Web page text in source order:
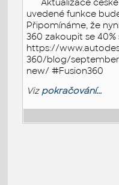
Aktualizace
uvedené funkce
Připomínáme, že
360 zakoupit se 40%
https://
360/blog/
new/ #Fusion360
Viz pokračování...